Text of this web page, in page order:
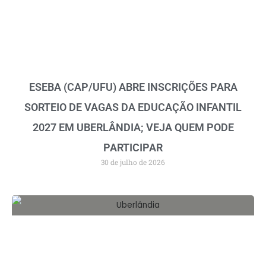
ESEBA (CAP/UFU) ABRE INSCRIÇÕES PARA
SORTEIO DE VAGAS DA EDUCAÇÃO INFANTIL
2027 EM UBERLÂNDIA; VEJA QUEM PODE
PARTICIPAR
30 de julho de 2026